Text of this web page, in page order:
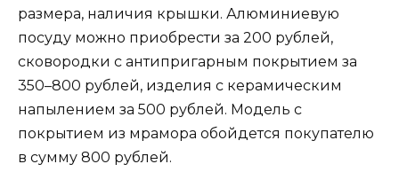
размера, наличия крышки. Алюминиевую
посуду можно приобрести за 200 рублей,
сковородки с антипригарным покрытием за
350–800 рублей, изделия с керамическим
напылением за 500 рублей. Модель с
покрытием из мрамора обойдется покупателю
в сумму 800 рублей.